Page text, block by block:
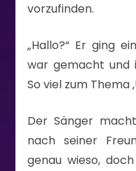
vorzufinden.
„Hallo?“ Er ging
war gemacht und
So viel zum Thema
Der Sänger
nach seiner
genau wieso,